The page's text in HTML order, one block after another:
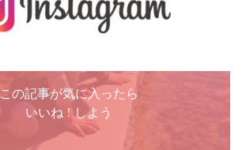
この記事が気に入ったら
いいね ! しよう